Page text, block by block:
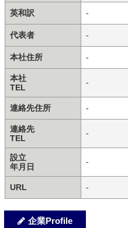
英和訳 -
代表者 -
本社住所 -
本社
TEL
-
連絡先住所 -
連絡先
TEL
-
設立
年月日
-
URL -
企業Profile